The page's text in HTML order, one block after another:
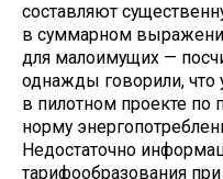
составляют
в суммарном
для малоимущих —
однажды говорили, что
в пилотном проекте по
норму
Недостаточно
тарифообразования